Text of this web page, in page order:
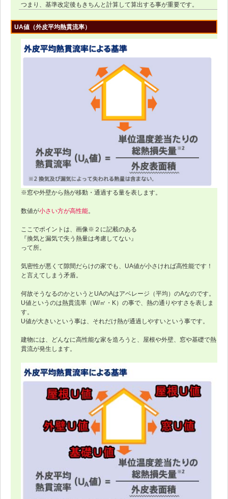
つまり、基準改定後もきちんと計算して算出する事が重要です。
UA値（外皮平均熱貫流率）
※窓や外壁から熱が移動・通過する量を表します。
数値が小さい方が高性能。
ここでポイントは、画像※２に記載のある
『換気と漏気で失う熱量は考慮してない』
って所。
気密性が悪くて隙間だらけの家でも、UA値が小さければ高性能です！
と言えてしまう矛盾。
何故そうなるのかというとUAのAはアベレージ（平均）のAなのです。
U値というのは熱貫流率（W/㎡・K）の事で、熱の通りやすさを表しま
す。
U値が大きいという事は、それだけ熱が通過しやすいという事です。
建物には、どんなに高性能な家を造ろうと、屋根や外壁、窓や基礎で熱
貫流が発生します。